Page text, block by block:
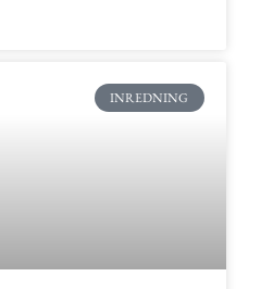
INREDNING